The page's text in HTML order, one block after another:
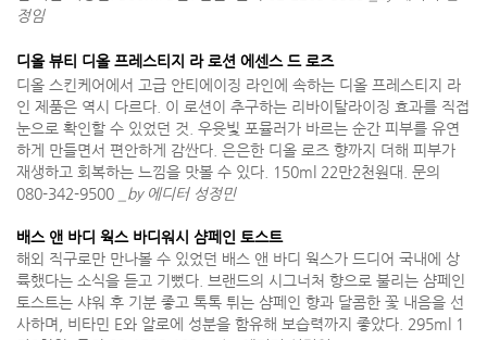
정임
디올 뷰티 디올 프레스티지 라 로션 에센스 드 로즈
디올 스킨케어에서 고급 안티에이징 라인에 속하는 디올 프레스티지 라
인 제품은 역시 다르다. 이 로션이 추구하는 리바이탈라이징 효과를 직접
눈으로 확인할 수 있었던 것. 우윳빛 포뮬러가 바르는 순간 피부를 유연
하게 만들면서 편안하게 감싼다. 은은한 디올 로즈 향까지 더해 피부가
재생하고 회복하는 느낌을 맛볼 수 있다. 150ml 22만2천원대. 문의
080-342-9500
_by 에디터 성정민
배스 앤 바디 웍스 바디워시 샴페인 토스트
해외 직구로만 만나볼 수 있었던 배스 앤 바디 웍스가 드디어 국내에 상
륙했다는 소식을 듣고 기뻤다. 브랜드의 시그너처 향으로 불리는 샴페인
토스트는 샤워 후 기분 좋고 톡톡 튀는 샴페인 향과 달콤한 꽃 내음을 선
사하며, 비타민 E와 알로에 성분을 함유해 보습력까지 좋았다. 295ml 1